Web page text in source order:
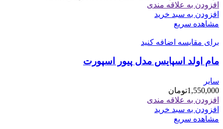
افزودن به علاقه مندی
افزودن به سبد خرید
مشاهده سریع
برای مقایسه اضافه کنید
مام اولد اسپایس مدل پیور اسپورت
سایر
1,550,000تومان
افزودن به علاقه مندی
افزودن به سبد خرید
مشاهده سریع